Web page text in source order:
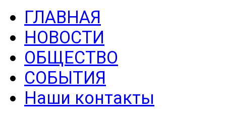
ГЛАВНАЯ
НОВОСТИ
ОБЩЕСТВО
СОБЫТИЯ
Наши контакты